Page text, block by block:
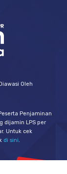
Oleh
Penjaminan
dijamin LPS per
Untuk cek
di sini.